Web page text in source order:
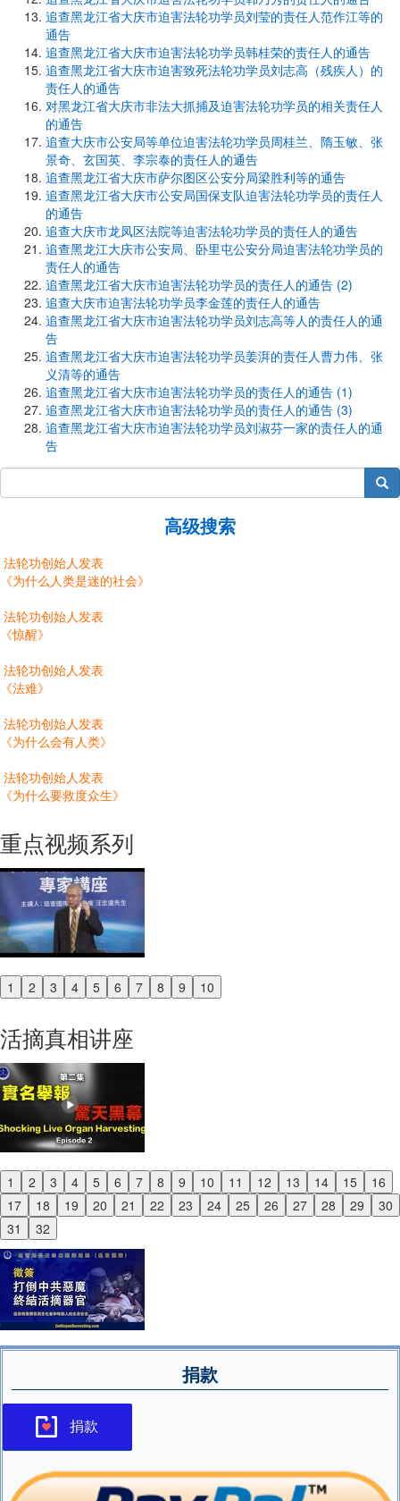
追查黑龙江省大庆市迫害法轮功学员刘莹的责任人范作江等的
通告
追查黑龙江省大庆市迫害法轮功学员韩桂荣的责任人的通告
追查黑龙江省大庆市迫害致死法轮功学员刘志高（残疾人）的
责任人的通告
对黑龙江省大庆市非法大抓捕及迫害法轮功学员的相关责任人
的通告
追查大庆市公安局等单位迫害法轮功学员周桂兰、隋玉敏、张
景奇、玄国英、李宗泰的责任人的通告
追查黑龙江省大庆市萨尔图区公安分局梁胜利等的通告
追查黑龙江省大庆市公安局国保支队迫害法轮功学员的责任人
的通告
追查大庆市龙凤区法院等迫害法轮功学员的责任人的通告
追查黑龙江大庆市公安局、卧里屯公安分局迫害法轮功学员的
责任人的通告
追查黑龙江省大庆市迫害法轮功学员的责任人的通告 (2)
追查大庆市迫害法轮功学员李金莲的责任人的通告
追查黑龙江省大庆市迫害法轮功学员刘志高等人的责任人的通
告
追查黑龙江省大庆市迫害法轮功学员姜湃的责任人曹力伟、张
义清等的通告
追查黑龙江省大庆市迫害法轮功学员的责任人的通告 (1)
追查黑龙江省大庆市迫害法轮功学员的责任人的通告 (3)
追查黑龙江省大庆市迫害法轮功学员刘淑芬一家的责任人的通
告
搜索
高级搜索
法轮功创始人发表
《为什么人类是迷的社会》
法轮功创始人发表
《惊醒》
法轮功创始人发表
《法难》
法轮功创始人发表
《为什么会有人类》
法轮功创始人发表
《为什么要救度众生》
重点视频系列
1 2 3 4 5 6 7 8 9 10
Previous
活摘真相讲座
1 2 3 4 5 6 7 8 9 10 11 12 13 14 15
16
17
18 19 20 21 22 23 24 25 26 27 28 29
30
31
32
Previous
Next
捐款
捐款